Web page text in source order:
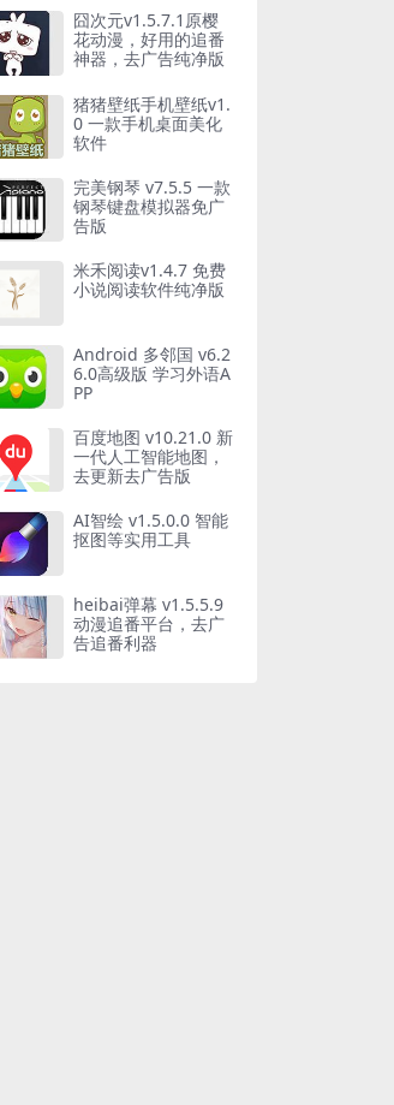
囧次元v1.5.7.1原樱
花动漫，好用的追番
神器，去广告纯净版
猪猪壁纸手机壁纸v1.
0 一款手机桌面美化
软件
完美钢琴 v7.5.5 一款
钢琴键盘模拟器免广
告版
米禾阅读v1.4.7 免费
小说阅读软件纯净版
Android 多邻国 v6.2
6.0高级版 学习外语A
PP
百度地图 v10.21.0 新
一代人工智能地图，
去更新去广告版
AI智绘 v1.5.0.0 智能
抠图等实用工具
heibai弹幕 v1.5.5.9
动漫追番平台，去广
告追番利器